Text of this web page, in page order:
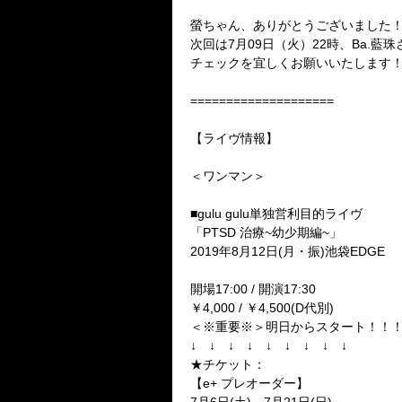
螢ちゃん、ありがとうございました！
次回は7月09日（火）22時、Ba.藍珠
チェックを宜しくお願いいたします！
====================
【ライヴ情報】
＜ワンマン＞
■gulu gulu単独営利目的ライヴ
「PTSD 治療~幼少期編~」
2019年8月12日(月・振)池袋EDGE
開場17:00 / 開演17:30
￥4,000 / ￥4,500(D代別)
＜※重要※＞明日からスタート！！！
↓ ↓ ↓ ↓ ↓ ↓ ↓ ↓ ↓
★チケット：
【e+ プレオーダー】